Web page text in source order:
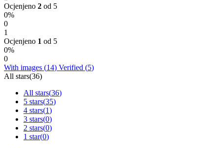
Ocjenjeno 2 od 5
0%
0
1
Ocjenjeno 1 od 5
0%
0
With images (14) Verified (5)
All stars(36)
All stars(36)
5 stars(35)
4 stars(1)
3 stars(0)
2 stars(0)
1 star(0)